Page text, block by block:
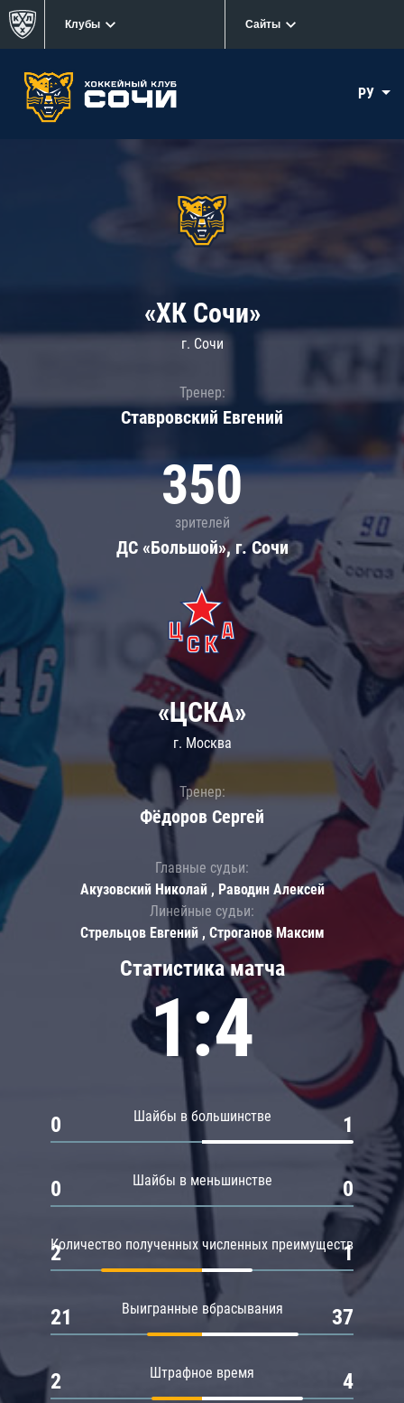
Клубы Сайты
РУ
«ХК Сочи»
г. Сочи
Тренер:
Ставровский Евгений
350
зрителей
ДС «Большой», г. Сочи
Статистика матча
1:4
Шайбы в большинстве
0 1
Шайбы в меньшинстве
0 0
Количество полученных численных преимуществ
2 1
Выигранные вбрасывания
21 37
Штрафное время
2 4
«ЦСКА»
г. Москва
Тренер:
Фёдоров Сергей
Главные судьи:
Акузовский Николай , Раводин Алексей
Линейные судьи:
Стрельцов Евгений , Строганов Максим